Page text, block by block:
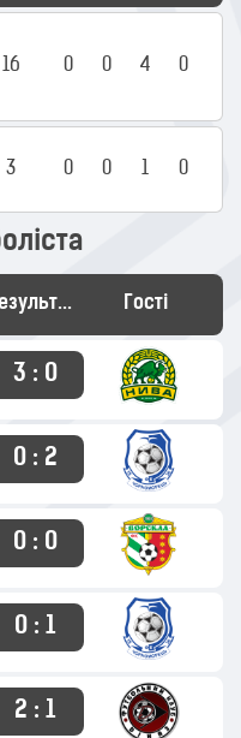
16 0 0 4 0
3 0 0 1 0
Результат Гості
3 : 0
0 : 2
0 : 0
0 : 1
2 : 1